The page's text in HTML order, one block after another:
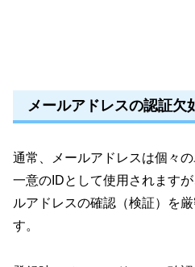
メールアドレスの認証欠
通常、メールアドレスは個々
一意のIDとして使用されます
ルアドレスの確認（検証）を
す。